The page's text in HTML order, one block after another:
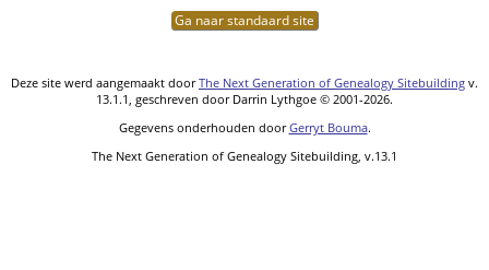
Ga naar standaard site
Deze site werd aangemaakt doorThe Next Generation of Genealogy Sitebuilding v.
13.1.1, geschreven door Darrin Lythgoe © 2001-2026.
Gegevens onderhouden doorGerryt Bouma.
The Next Generation of Genealogy Sitebuilding, v.13.1